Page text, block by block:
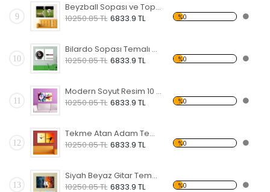
9
Beyzball Sopası ve Topu Temalı Kanvas Saat
10250.85 TL 6833.9 TL %0
10
Bilardo Sopası Temalı Kanvas Saat
10250.85 TL 6833.9 TL %0
11
Modern Soyut Resim 10 Kanvas Saat
10250.85 TL 6833.9 TL %0
12
Tekme Atan Adam Temalı Kanvas Saat
10250.85 TL 6833.9 TL %0
13
Siyah Beyaz Gitar Temalı Kanvas Saat
10250.85 TL 6833.9 TL %0